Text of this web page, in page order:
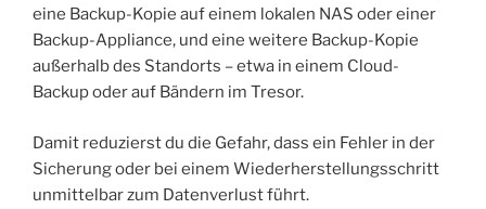
eine Backup-Kopie auf einem lokalen NAS oder einer
Backup-Appliance, und eine weitere Backup-Kopie
außerhalb des Standorts – etwa in einem Cloud-
Backup oder auf Bändern im Tresor.
Damit reduzierst du die Gefahr, dass ein Fehler in der
Sicherung oder bei einem Wiederherstellungsschritt
unmittelbar zum Datenverlust führt.